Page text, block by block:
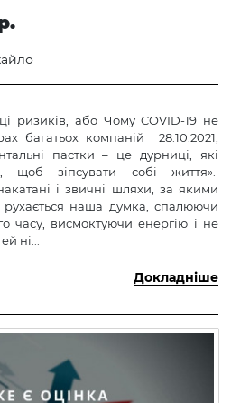
ризиків, або Чому COVID-19 не
багатьох компаній 28.10.2021,
пастки – це дурниці, які
щоб зіпсувати собі життя».
і звичні шляхи, за якими
рухається наша думка, спалюючи
часу, висмоктуючи енергію і не
ні...
Докладніше